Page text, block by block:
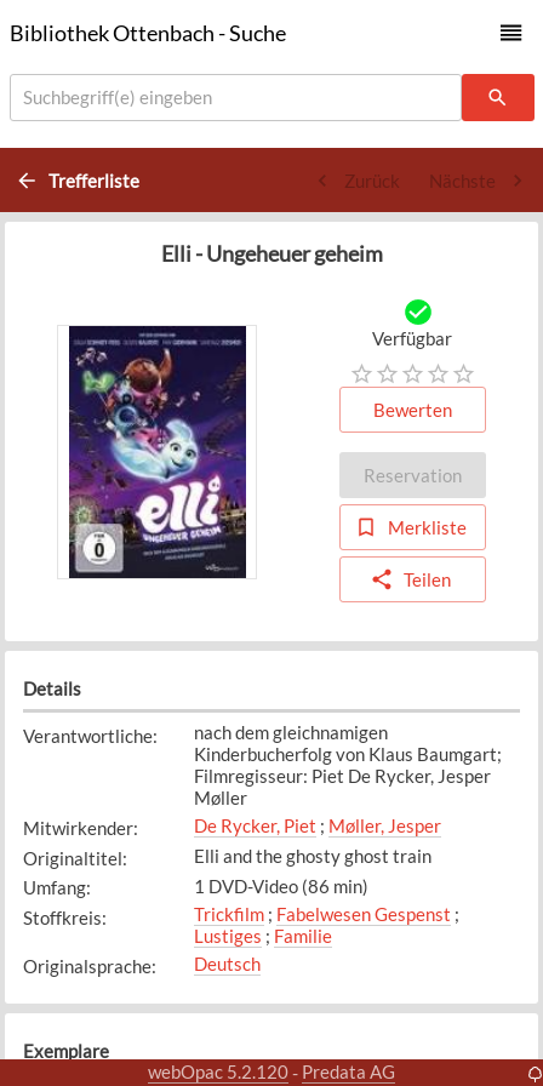
Bibliothek Ottenbach - Suche
Suchbegriff(e) eingeben
Trefferliste Zurück Nächste
Elli - Ungeheuer geheim
Verfügbar
Bewerten
Reservation
Merkliste
Teilen
Details
Verantwortliche:
nach dem gleichnamigen
Kinderbucherfolg von Klaus Baumgart;
Filmregisseur: Piet De Rycker, Jesper
Møller
Mitwirkender: De Rycker, Piet ; Møller, Jesper
Originaltitel:
Elli and the ghosty ghost train
Umfang:
1 DVD-Video (86 min)
Stoffkreis: Trickfilm; Fabelwesen Gespenst ;
Lustiges ; Familie
Originalsprache: Deutsch
Exemplare
webOpac 5.2.120- Predata AG